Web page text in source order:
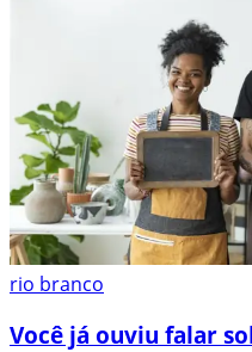
rio branco
Você já ouviu falar